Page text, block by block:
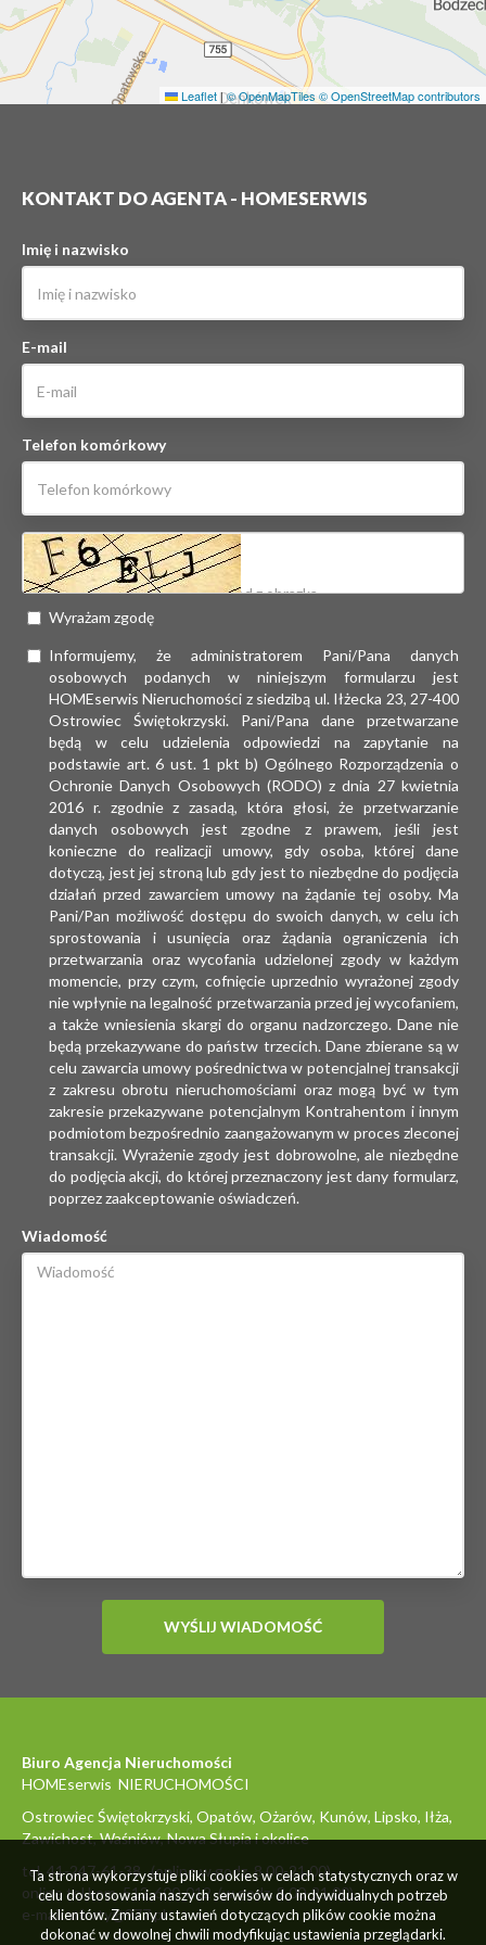
Leaflet|© OpenMapTiles© OpenStreetMap contributors
KONTAKT DO AGENTA - HOMESERWIS
Imię i nazwisko
E-mail
Telefon komórkowy
Wyrażam zgodę
Informujemy, że administratorem Pani/Pana danych
osobowych podanych w niniejszym formularzu jest
HOMEserwis Nieruchomości z siedzibą ul. Iłżecka 23, 27-400
Ostrowiec Świętokrzyski. Pani/Pana dane przetwarzane
będą w celu udzielenia odpowiedzi na zapytanie na
podstawie art. 6 ust. 1 pkt b) Ogólnego Rozporządzenia o
Ochronie Danych Osobowych (RODO) z dnia 27 kwietnia
2016 r. zgodnie z zasadą, która głosi, że przetwarzanie
danych osobowych jest zgodne z prawem, jeśli jest
konieczne do realizacji umowy, gdy osoba, której dane
dotyczą, jest jej stroną lub gdy jest to niezbędne do podjęcia
działań przed zawarciem umowy na żądanie tej osoby. Ma
Pani/Pan możliwość dostępu do swoich danych, w celu ich
sprostowania i usunięcia oraz żądania ograniczenia ich
przetwarzania oraz wycofania udzielonej zgody w każdym
momencie, przy czym, cofnięcie uprzednio wyrażonej zgody
nie wpłynie na legalność przetwarzania przed jej wycofaniem,
a także wniesienia skargi do organu nadzorczego. Dane nie
będą przekazywane do państw trzecich. Dane zbierane są w
celu zawarcia umowy pośrednictwa w potencjalnej transakcji
z zakresu obrotu nieruchomościami oraz mogą być w tym
zakresie przekazywane potencjalnym Kontrahentom i innym
podmiotom bezpośrednio zaangażowanym w proces zleconej
transakcji. Wyrażenie zgody jest dobrowolne, ale niezbędne
do podjęcia akcji, do której przeznaczony jest dany formularz,
poprzez zaakceptowanie oświadczeń.
Wiadomość
Biuro Agencja Nieruchomości
HOMEserwis NIERUCHOMOŚCI
Ostrowiec Świętokrzyski, Opatów, Ożarów, Kunów, Lipsko, Iłża,
Zawichost, Waśniów, Nowa Słupia i okolice
tel. 41-247-61-38 (online w godz. 8.00-21.00)
online tel.kom. 512-600-012 (w godz. 8.00-21.00)
e-mail: oferty@977.pl
Ta strona wykorzystuje pliki cookies w celach statystycznych oraz w
celu dostosowania naszych serwisów do indywidualnych potrzeb
klientów. Zmiany ustawień dotyczących plików cookie można
dokonać w dowolnej chwili modyfikując ustawienia przeglądarki.